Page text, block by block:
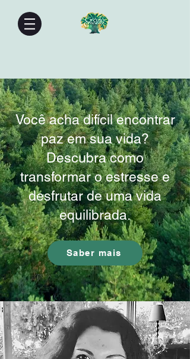
Você acha difícil encontrar
paz em sua vida?
Descubra como
transformar o estresse e
desfrutar de uma vida
equilibrada.
Saber mais